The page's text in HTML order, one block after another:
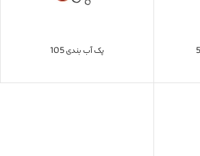
پک آب بندی 105